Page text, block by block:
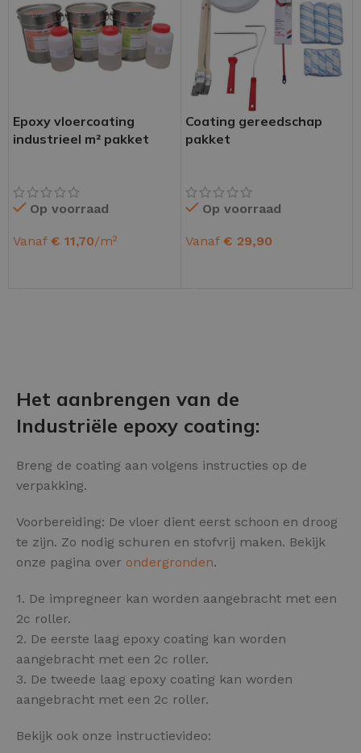
Epoxy vloercoating
industrieel m² pakket
Op voorraad
Vanaf € 11,70/m²
Coating gereedschap
pakket
Op voorraad
Vanaf € 29,90
Het aanbrengen van de
Industriële epoxy coating:
Breng de coating aan volgens instructies op de
verpakking.
Voorbereiding: De vloer dient eerst schoon en droog
te zijn. Zo nodig schuren en stofvrij maken. Bekijk
onze pagina over ondergronden.
1. De impregneer kan worden aangebracht met een
2c roller.
2. De eerste laag epoxy coating kan worden
aangebracht met een 2c roller.
3. De tweede laag epoxy coating kan worden
aangebracht met een 2c roller.
Bekijk ook onze instructievideo: